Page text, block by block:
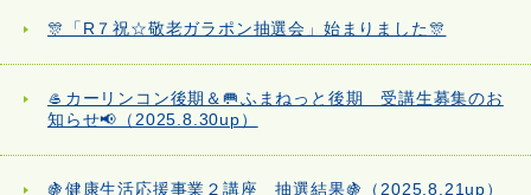
🎊「R７祝☆敬老ガラポン抽選会」始まりました🎊
🥌カーリンコン後期＆🥅ふまねっと後期 受講生募集のお
知らせ📢（2025.8.30up）
🍇健康生活応援事業２講座 抽選結果🍇（2025.8.21up）